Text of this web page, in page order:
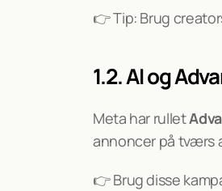
👉 Tip: Brug
1.2. AI og
Meta har rullet
annoncer på tværs
👉 Brug disse